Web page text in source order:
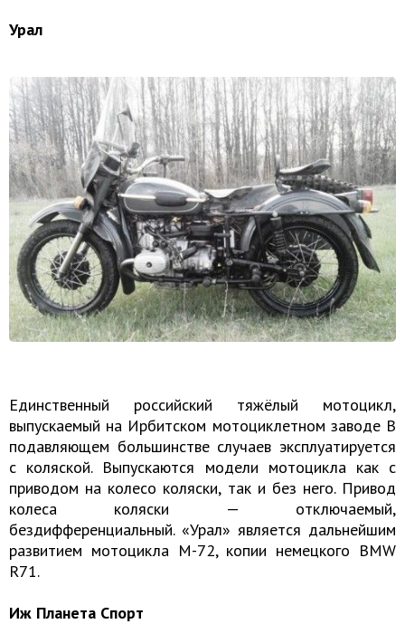
Урал
Единственный российский тяжёлый мотоцикл,
выпускаемый на Ирбитском мотоциклетном заводе В
подавляющем большинстве случаев эксплуатируется
с коляской. Выпускаются модели мотоцикла как с
приводом на колесо коляски, так и без него. Привод
колеса коляски — отключаемый,
бездифференциальный. «Урал» является дальнейшим
развитием мотоцикла М-72, копии немецкого BMW
R71.
Иж Планета Спорт